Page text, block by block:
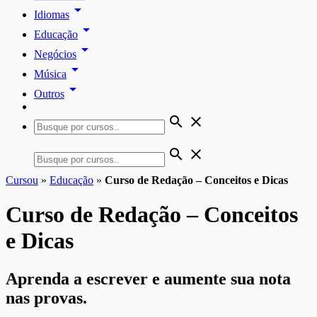
Idiomas arrow_drop_down
Educação arrow_drop_down
Negócios arrow_drop_down
Música arrow_drop_down
Outros arrow_drop_down
search close
search close
Cursou » Educação » Curso de Redação – Conceitos e Dicas
Curso de Redação – Conceitos
e Dicas
Aprenda a escrever e aumente sua nota
nas provas.